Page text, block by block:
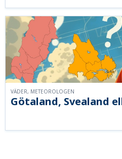
Götaland, Svealand
VÄDER, METEOROLOGEN